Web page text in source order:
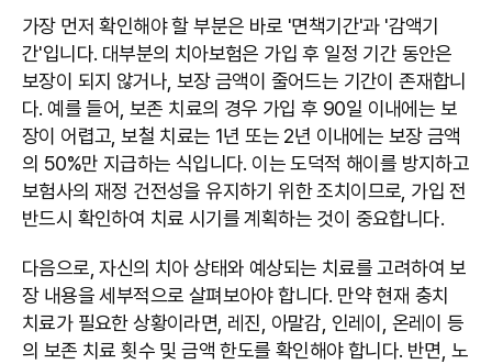
가장 먼저 확인해야 할 부분은 바로 '면책기간'과 '감액기
간'입니다. 대부분의 치아보험은 가입 후 일정 기간 동안은
보장이 되지 않거나, 보장 금액이 줄어드는 기간이 존재합니
다. 예를 들어, 보존 치료의 경우 가입 후 90일 이내에는 보
장이 어렵고, 보철 치료는 1년 또는 2년 이내에는 보장 금액
의 50%만 지급하는 식입니다. 이는 도덕적 해이를 방지하고
보험사의 재정 건전성을 유지하기 위한 조치이므로, 가입 전
반드시 확인하여 치료 시기를 계획하는 것이 중요합니다.
다음으로, 자신의 치아 상태와 예상되는 치료를 고려하여 보
장 내용을 세부적으로 살펴보아야 합니다. 만약 현재 충치
치료가 필요한 상황이라면, 레진, 아말감, 인레이, 온레이 등
의 보존 치료 횟수 및 금액 한도를 확인해야 합니다. 반면, 노